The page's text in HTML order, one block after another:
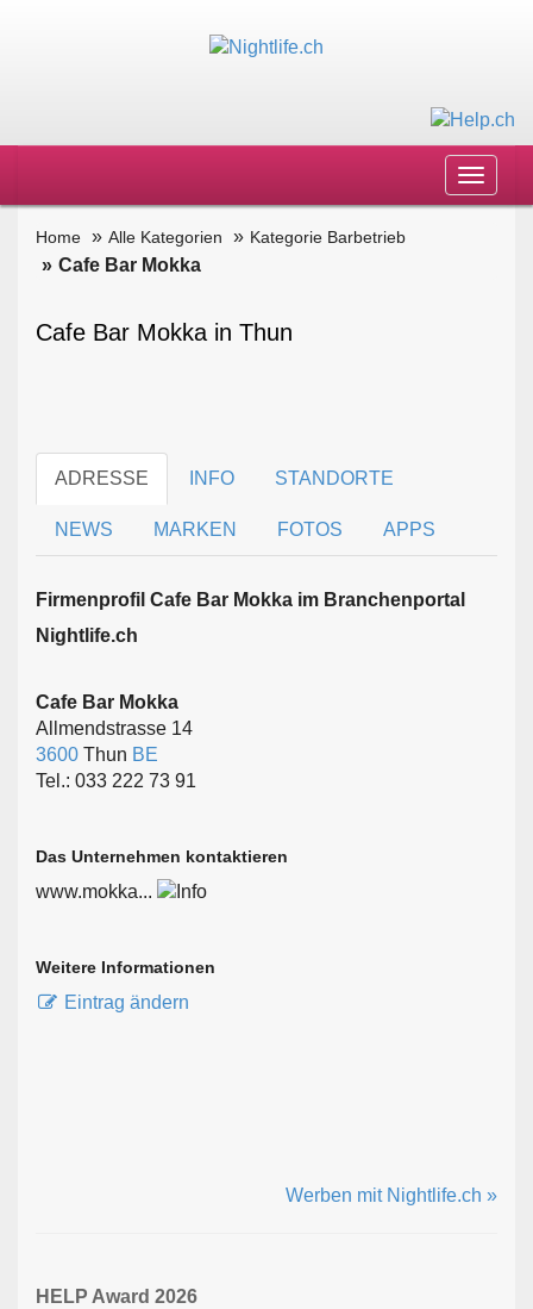
Toggle
Home Alle Kategorien Kategorie Barbetrieb
Cafe Bar Mokka
Cafe Bar Mokka in Thun
ADRESSE INFO STANDORTE
NEWS MARKEN FOTOS APPS
Firmen­profil Cafe Bar Mokka im Branchen­portal
Nightlife.ch
Cafe Bar Mokka
Allmendstrasse 14
3600 Thun BE
Tel.: 033 222 73 91
Das Unternehmen kontaktieren
www.mokka...
Weitere Informationen
Eintrag ändern
Werben mit Nightlife.ch »
HELP Award 2026